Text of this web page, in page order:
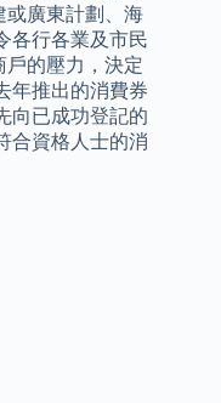
或廣東計劃、海
各行各業及市民
戶的壓力，決定
年推出的消費券
向已成功登記的
合資格人士的消